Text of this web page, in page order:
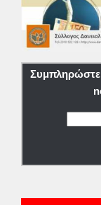
Συμπληρώστε